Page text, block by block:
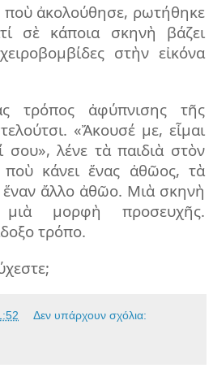
ποὺ ἀκολούθησε, ρωτήθηκε
σὲ κάποια σκηνὴ βάζει
στὴν εἰκόνα
τρόπος ἀφύπνισης τῆς
«Ἄκουσέ με, εἶμαι
σου», λένε τὰ παιδιὰ στὸν
κάνει ἕνας ἀθῶος, τὰ
ἕναν ἄλλο ἀθῶο. Μιὰ σκηνὴ
μορφὴ προσευχῆς.
τρόπο.
Δεν υπάρχουν σχόλια: